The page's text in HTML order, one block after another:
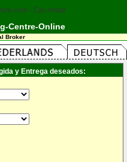
Centre-Online
Broker
y Entrega deseados: